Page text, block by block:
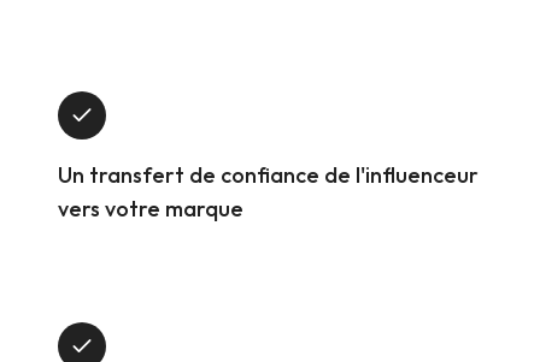
Un transfert de confiance de l'influenceur
vers votre marque